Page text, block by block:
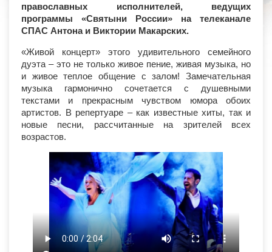
православных исполнителей, ведущих
программы «Святыни России» на телеканале
СПАС Антона и Виктории Макарских.
«Живой концерт» этого удивительного семейного
дуэта – это не только живое пение, живая музыка, но
и живое теплое общение с залом! Замечательная
музыка гармонично сочетается с душевными
текстами и прекрасным чувством юмора обоих
артистов. В репертуаре – как известные хиты, так и
новые песни, рассчитанные на зрителей всех
возрастов.